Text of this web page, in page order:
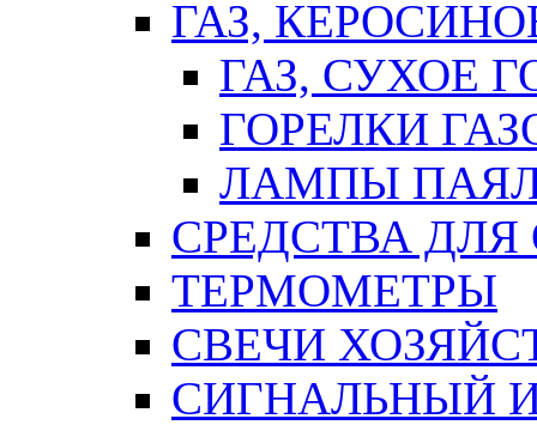
ГАЗ,
ГАЗ, СУХОЕ
ГОРЕЛКИ
ЛАМПЫ
СРЕДСТВА
ТЕРМОМЕТРЫ
СВЕЧИ
СИГНАЛЬНЫЙ